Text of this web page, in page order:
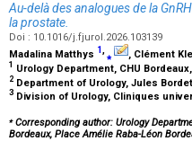
Au-delà des analogues de la
la prostate.
Doi : 10.1016/j.fjurol.2026.103139
Madalina Matthys 1,⁎ , Clément
1 Urology Department, CHU
2 Department of Urology, Jules
3 Division of Urology, Cliniques
⁎Corresponding author: Urology
Bordeaux, Place Amélie Raba-Léon